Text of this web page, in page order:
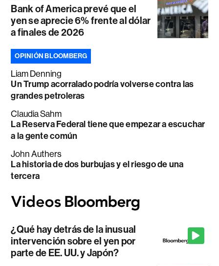
Bank of America prevé que el
yen se aprecie 6% frente al dólar
a finales de 2026
OPINIÓN BLOOMBERG
Liam Denning
Un Trump acorralado podría volverse contra las
grandes petroleras
Claudia Sahm
La Reserva Federal tiene que empezar a escuchar
a la gente común
John Authers
La historia de dos burbujas y el riesgo de una
tercera
¿Qué hay detrás de la inusual
intervención sobre el yen por
parte de EE. UU. y Japón?